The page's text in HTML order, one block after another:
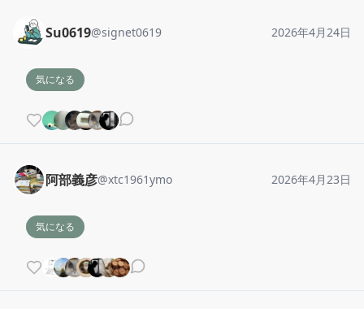
Su0619@signet0619 2026年4月24日
気になる
阿部義彦@xtc1961ymo 2026年4月23日
気になる